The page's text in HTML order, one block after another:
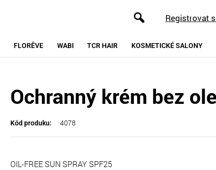
Registrovat
FLORÊVE WABI TCR HAIR KOSMETICKÉ SALONY
Ochranný krém bez
Kód produku: 4078
OIL-FREE SUN SPRAY SPF25